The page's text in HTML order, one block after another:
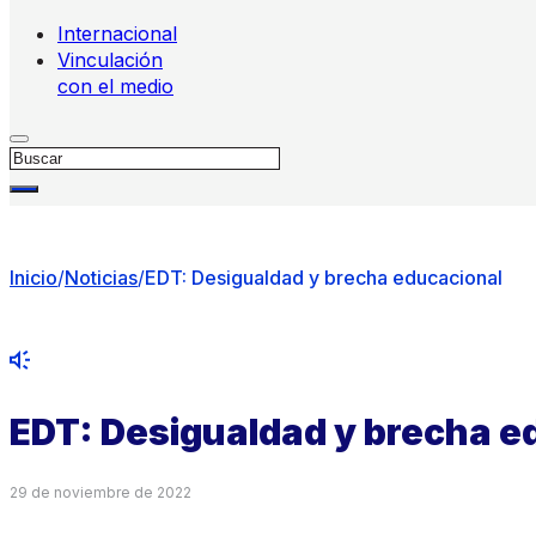
Internacional
Vinculación
con el medio
Buscar
Inicio/Noticias/EDT: Desigualdad y brecha educacional
EDT: Desigualdad y brecha
29 de noviembre de 2022